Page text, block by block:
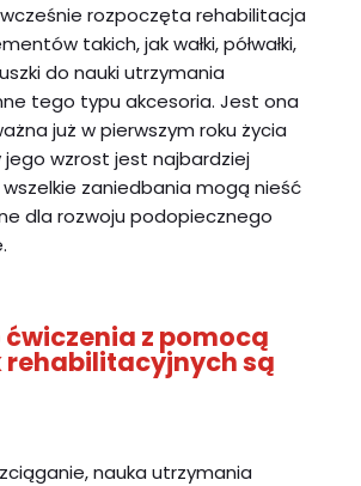
rozpoczęta rehabilitacja
takich, jak wałki, półwałki,
do nauki utrzymania
tego typu akcesoria. Jest ona
już w pierwszym roku życia
jego wzrost jest najbardziej
zaniedbania mogą nieść
dla rozwoju podopiecznego
ćwiczenia z pomocą
rehabilitacyjnych są
nauka utrzymania